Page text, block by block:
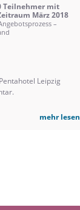
Teilnehmer mit
März 2018
–
Leipzig
mehr lesen